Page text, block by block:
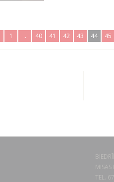
1 .. 40 41 42 43 44 45
TEL.